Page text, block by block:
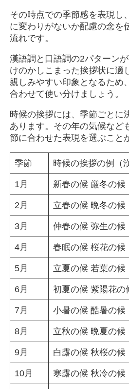
その時点での季節感を表現し
に変わりがないか配慮の念を
流れです。
漢語調と口語調の2パターン
けのかしこまった挨拶状に適
親しみやすい印象となるため
合わせて使い分けましょう。
時候の挨拶には、季節ごとに
あります。その年の気候など
節に合わせた表現を選ぶこと
季節 時候の挨拶の例（
1月 新春の候 厳冬の候
2月 立春の候 晩冬の候
3月 仲春の候 弥生の候
4月 春眠の候 桜花の候
5月 立夏の候 若葉の候
6月 初夏の候 紫陽花の
7月 小暑の候 酷暑の候
8月 立秋の候 晩夏の候
9月 白露の候 秋桜の候
10月 寒露の候 秋冷の候